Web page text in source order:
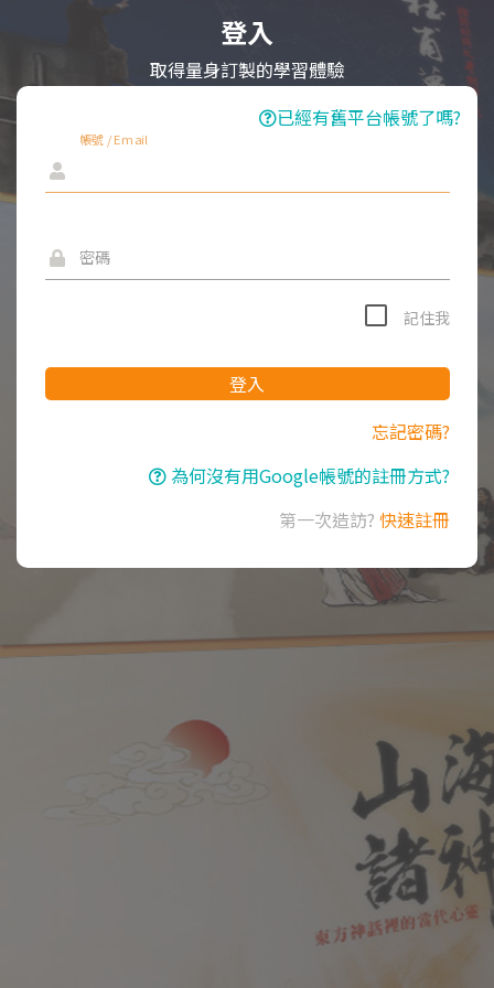
登入
取得量身訂製的學習體驗
已經有舊平台帳號了嗎?
帳號 / Email
密碼
記住我
登入
忘記密碼?
為何沒有用Google帳號的註冊方式?
第一次造訪? 快速註冊